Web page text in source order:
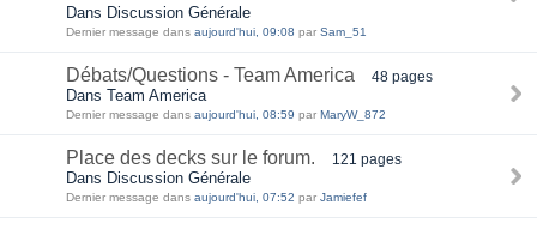
Dans Discussion Générale
Dernier message dans aujourd'hui, 09:08 par Sam_51
Débats/Questions - Team America 48 pages
Dans Team America
Dernier message dans aujourd'hui, 08:59 par MaryW_872
Place des decks sur le forum. 121 pages
Dans Discussion Générale
Dernier message dans aujourd'hui, 07:52 par Jamiefef